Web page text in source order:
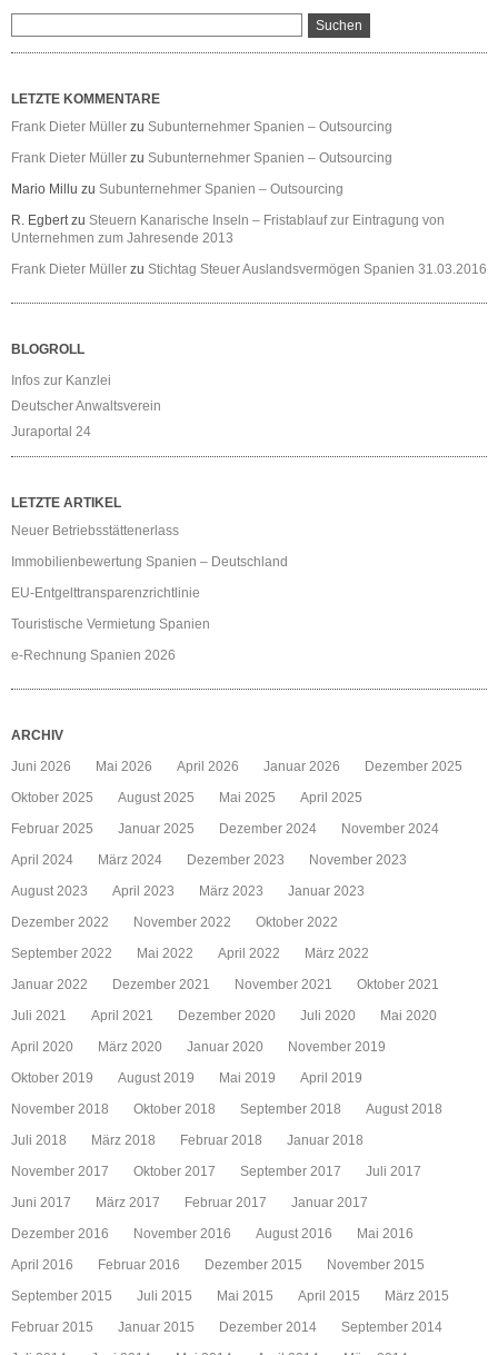
LETZTE KOMMENTARE
Frank Dieter Müller zu Subunternehmer Spanien – Outsourcing
Frank Dieter Müller zu Subunternehmer Spanien – Outsourcing
Mario Millu zu Subunternehmer Spanien – Outsourcing
R. Egbertzu Steuern Kanarische Inseln – Fristablauf zur Eintragung von
Unternehmen zum Jahresende 2013
Frank Dieter Müller zu Stichtag Steuer Auslandsvermögen Spanien 31.03.2016
BLOGROLL
Infos zur Kanzlei
Deutscher Anwaltsverein
Juraportal 24
LETZTE ARTIKEL
Neuer Betriebsstättenerlass
Immobilienbewertung Spanien – Deutschland
EU-Entgelttransparenzrichtlinie
Touristische Vermietung Spanien
e-Rechnung Spanien 2026
ARCHIV
Juni 2026
Mai 2026 April 2026 Januar 2026
Dezember 2025
Oktober 2025
August 2025 Mai 2025
April 2025
Februar 2025
Januar 2025 Dezember 2024
November 2024
April 2024
März 2024 Dezember 2023
November 2023
August 2023
April 2023 März 2023
Januar 2023
Dezember 2022
November 2022
Oktober 2022
September 2022
Mai 2022 April 2022
März 2022
Januar 2022
Dezember 2021 November 2021
Oktober 2021
Juli 2021
April 2021 Dezember 2020 Juli 2020
Mai 2020
April 2020
März 2020 Januar 2020
November 2019
Oktober 2019
August 2019 Mai 2019
April 2019
November 2018
Oktober 2018 September 2018
August 2018
Juli 2018
März 2018 Februar 2018
Januar 2018
November 2017
Oktober 2017 September 2017
Juli 2017
Juni 2017
März 2017 Februar 2017
Januar 2017
Dezember 2016
November 2016 August 2016
Mai 2016
April 2016
Februar 2016 Dezember 2015
November 2015
September 2015
Juli 2015 Mai 2015 April 2015
März 2015
Februar 2015
Januar 2015 Dezember 2014
September 2014